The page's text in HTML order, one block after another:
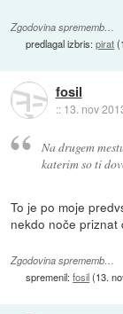
Zgodovina sprememb…
predlagal izbris:pirat(
fosil
:: 13. nov
Na drugem
katerim so ti
To je po moje
nekdo noče priznat
Zgodovina sprememb…
spremenil:fosil(13.